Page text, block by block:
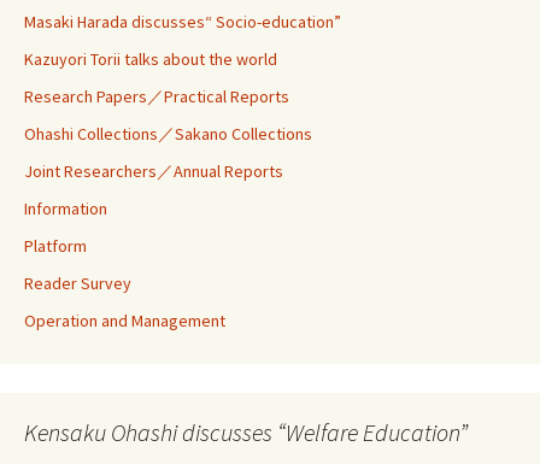
Masaki Harada discusses“ Socio-education”
Kazuyori Torii talks about the world
Research Papers／Practical Reports
Ohashi Collections／Sakano Collections
Joint Researchers／Annual Reports
Information
Platform
Reader Survey
Operation and Management
Kensaku Ohashi discusses “Welfare Education”